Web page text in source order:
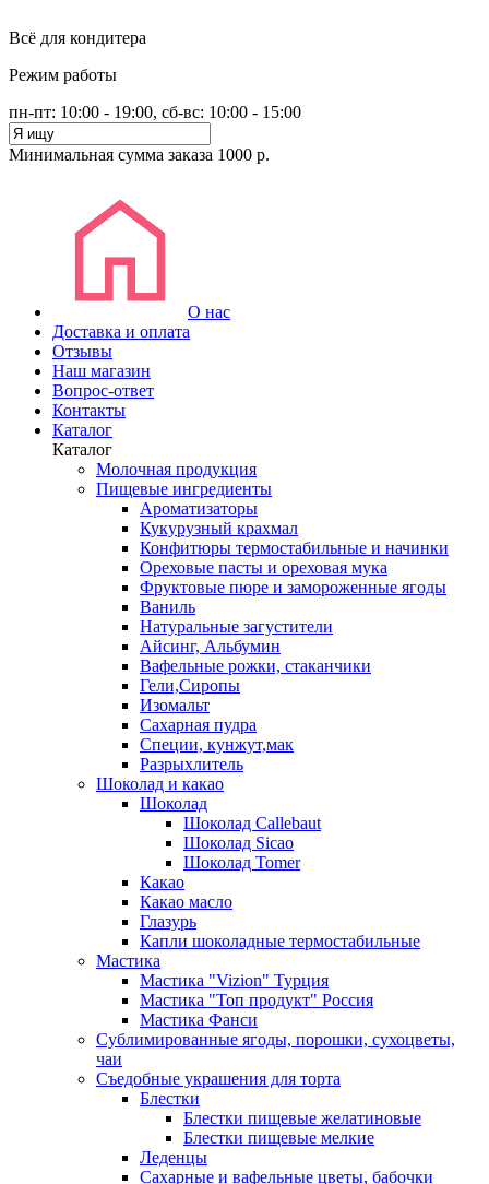
Всё для кондитера
Режим работы
пн-пт: 10:00 - 19:00, сб-вс: 10:00 - 15:00
Минимальная сумма заказа 1000 р.
О нас
Доставка и оплата
Отзывы
Наш магазин
Вопрос-ответ
Контакты
Каталог
Каталог
Молочная продукция
Пищевые ингредиенты
Ароматизаторы
Кукурузный крахмал
Конфитюры термостабильные и начинки
Ореховые пасты и ореховая мука
Фруктовые пюре и замороженные ягоды
Ваниль
Натуральные загустители
Айсинг, Альбумин
Вафельные рожки, стаканчики
Гели,Сиропы
Изомальт
Сахарная пудра
Специи, кунжут,мак
Разрыхлитель
Шоколад и какао
Шоколад
Шоколад Callebaut
Шоколад Sicao
Шоколад Tomer
Какао
Какао масло
Глазурь
Капли шоколадные термостабильные
Мастика
Мастика "Vizion" Турция
Мастика "Топ продукт" Россия
Мастика Фанси
Сублимированные ягоды, порошки, сухоцветы,
чаи
Съедобные украшения для торта
Блестки
Блестки пищевые желатиновые
Блестки пищевые мелкие
Леденцы
Сахарные и вафельные цветы, бабочки